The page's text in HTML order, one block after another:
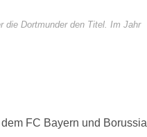
die Dortmunder den Titel. Im Jahr
FC Bayern und Borussia